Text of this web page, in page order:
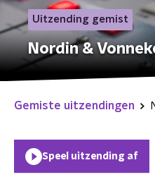
Uitzending gemist
Nordin &
Gemiste uitzendingen
Speel uitzending af